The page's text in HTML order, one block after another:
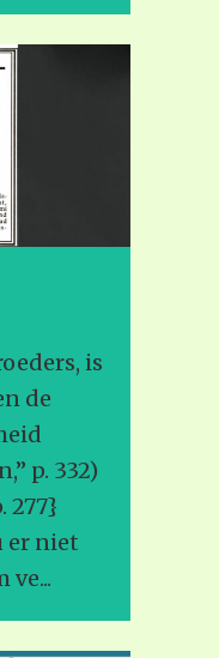
is
de
p. 332)
277}
er niet
ve...